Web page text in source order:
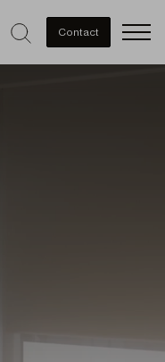
Contact